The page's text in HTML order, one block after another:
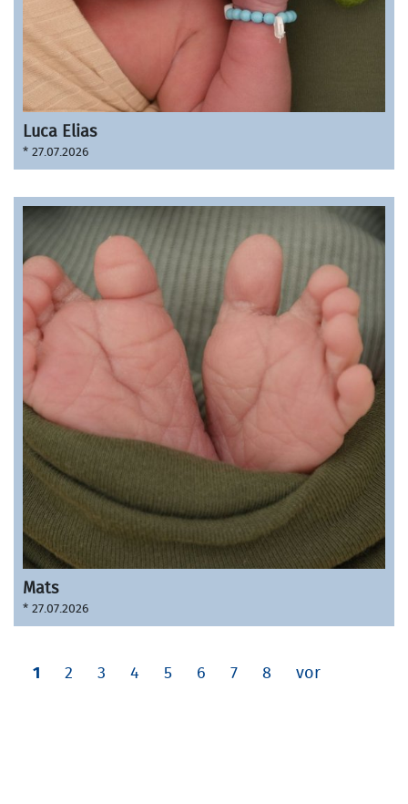
Luca Elias
* 27.07.2026
Mats
* 27.07.2026
1 2 3 4 5 6 7 8 vor